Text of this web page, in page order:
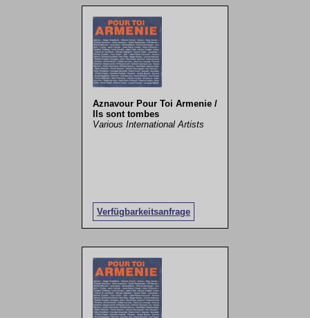
Aznavour Pour Toi Armenie /
Ils sont tombes
Various International Artists
Verfügbarkeitsanfrage